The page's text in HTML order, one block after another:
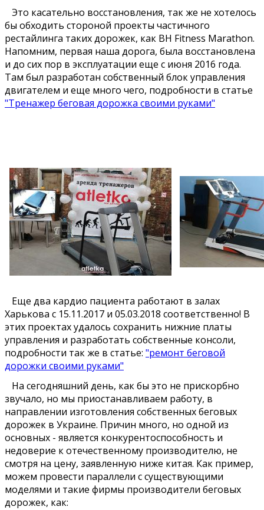
Это касательно восстановления, так же не хотелось
бы обходить стороной проекты частичного
рестайлинга таких дорожек, как BH Fitness Marathon.
Напомним, первая наша дорога, была восстановлена
и до сих пор в эксплуатации еще с июня 2016 года.
Там был разработан собственный блок управления
двигателем и еще много чего, подробности в статье
"Тренажер беговая дорожка своими руками"
Еще два кардио пациента работают в залах
Харькова с 15.11.2017 и 05.03.2018 соответственно! В
этих проектах удалось сохранить нижние платы
управления и разработать собственные консоли,
подробности так же в статье: "ремонт беговой
дорожки своими руками"
На сегодняшний день, как бы это не прискорбно
звучало, но мы приостанавливаем работу, в
направлении изготовления собственных беговых
дорожек в Украине. Причин много, но одной из
основных - является конкурентоспособность и
недоверие к отечественному производителю, не
смотря на цену, заявленную ниже китая. Как пример,
можем провести параллели с существующими
моделями и такие фирмы производители беговых
дорожек, как: